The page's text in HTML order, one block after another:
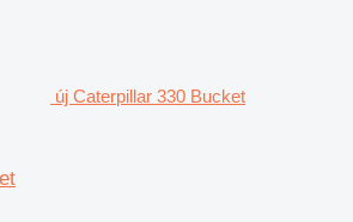
új Caterpillar 330 Bucket